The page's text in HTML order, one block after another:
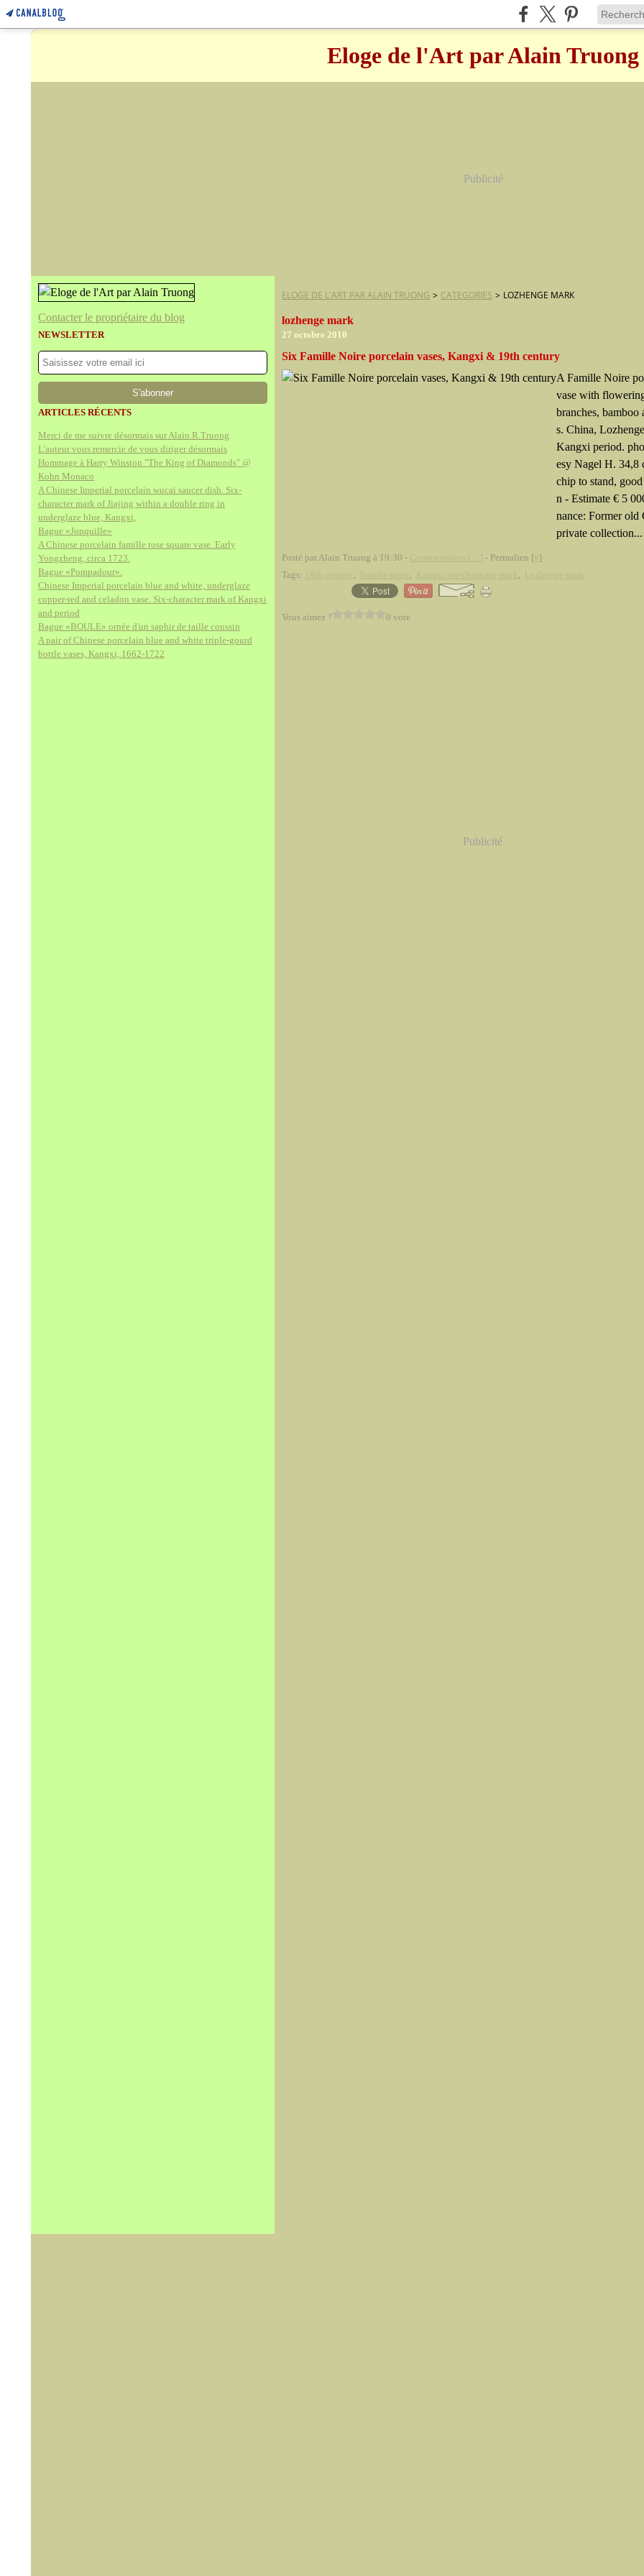
Eloge de l'Art par Alain Truong
Publicité
Contacter le propriétaire du blog
NEWSLETTER
ARTICLES RÉCENTS
Merci de me suivre désormais sur Alain.R.Truong
L'auteur vous remercie de vous diriger désormais
Hommage à Harry Winston "The King of Diamonds" @
Kohn Monaco
A Chinese Imperial porcelain wucai saucer dish. Six-
character mark of Jiajing within a double ring in
underglaze blue, Kangxi,
Bague «Jonquille»
A Chinese porcelain famille rose square vase. Early
Yongzheng, circa 1723.
Bague «Pompadour».
Chinese Imperial porcelain blue and white, underglaze
copper-red and celadon vase. Six-character mark of Kangxi
and period
Bague «BOULE» ornée d'un saphir de taille coussin
A pair of Chinese porcelain blue and white triple-gourd
bottle vases, Kangxi, 1662-1722
ELOGE DE L'ART PAR ALAIN TRUONG > CATEGORIES > LOZHENGE MARK
lozhenge mark
27 octobre 2010
Six Famille Noire porcelain vases, Kangxi & 19th century
A Famille Noire
vase with
branches, bamboo
s. China,
Kangxi period.
esy Nagel H. 34,8
chip to stand,
n - Estimate € 5
nance: Former old
private collection...
Posté par Alain Truong à 19:30 - - Permalien [ ]
Tags:
, , ,
Vous aimez ? 0 vote
Publicité